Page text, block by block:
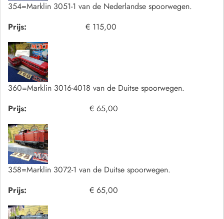
354=Marklin 3051-1 van de Nederlandse spoorwegen.
Prijs:
€ 115,00
360=Marklin 3016-4018 van de Duitse spoorwegen.
Prijs:
€ 65,00
358=Marklin 3072-1 van de Duitse spoorwegen.
Prijs:
€ 65,00